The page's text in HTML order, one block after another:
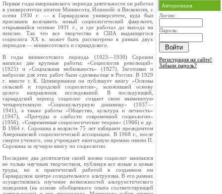
Первые годы американского периода деятельности он работал
в универ­ситетах штатов Миннесота, Иллинойс и Висконсин, с
осени 1930 г. — в Гар­вардском университете, куда был
приглашен возглавить новый социологиче­ский факультет,
открывшийся осенью 1931 г., и где работал до выхода на
пенсию. Так что все творчество в США выдающегося
социолога XX в. может быть рассмотрено в рамках двух
периодов — миннесотского и гарвардского.
В годы миннесотского периода (1923—1930) Сорокин
написал две крупные работы: «Социология революций»
(1925) и «Социальная мо­бильность» (1927). Заготовки и
наброски для этих работ были сделаны еще в России. В 1929
г. вместе с К. Циммерманом он публикует книгу «Основы
сельской и городской социологии», заложившей основу
целого направления исследований. В последующий,
гарвардский период социо­лог создает свою знаменитую
четырехтомную «Социокультурную дина­мику» (1937—
1941), а также работы «Общество, культура и личность»
(1947), «Причуды и слабости современной социологии»
(1956), «Совре­менные социологические теории» (1966) и др.
В 1964 г. Сорокина в воз­расте 75 лет избирают президентом
Американской социологической ассоциации. В 1968 г., после
смерти ученого, она учреждает ежегодную пре­мию имени П.
Сорокина за лучшую книгу по социологии.
Последние два десятилетия своей жизни социолог занимался
не только научным творчеством, публикуя все новые и новые
труды, но и практической работой в созданном им
Гарвардском центре созидательного альтруизма. В его рамках
осуществлялись изучение возможностей альтруистического
по­ведения (на основе обобщенного опыта соответствующей
Авторизация
Логин:
Пароль:
Регистрация на сайте!
Забыли пароль?